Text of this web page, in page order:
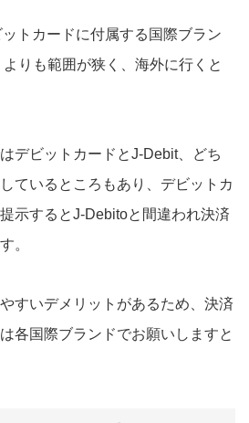
トカードに付属する国際ブラン
りも範囲が狭く、海外に行くと
デビットカードとJ-Debit、どち
ているところもあり、デビットカ
示するとJ-Debitoと間違われ決済
。
すいデメリットがあるため、決済
各国際ブランドでお願いしますと